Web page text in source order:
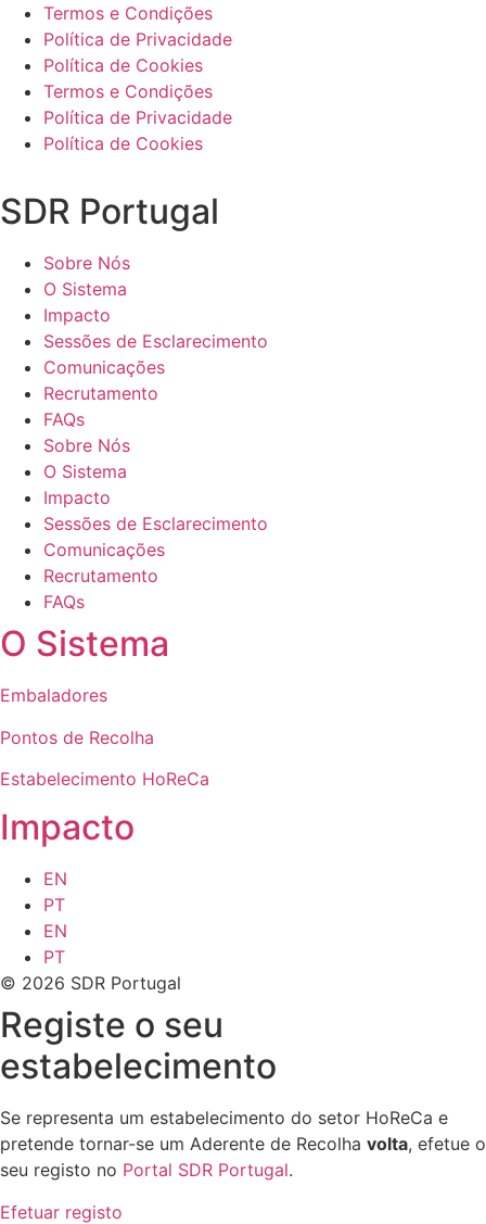
Termos e Condições
Política de Privacidade
Política de Cookies
Termos e Condições
Política de Privacidade
Política de Cookies
SDR Portugal
Sobre Nós
O Sistema
Impacto
Sessões de Esclarecimento
Comunicações
Recrutamento
FAQs
Sobre Nós
O Sistema
Impacto
Sessões de Esclarecimento
Comunicações
Recrutamento
FAQs
O Sistema
Embaladores
Pontos de Recolha
Estabelecimento HoReCa
Impacto
EN
PT
EN
PT
© 2026 SDR Portugal
Registe o seu
estabelecimento
Se representa um estabelecimento do setor HoReCa e
pretende tornar-se um Aderente de Recolha volta, efetue o
seu registo no Portal SDR Portugal.
Efetuar registo